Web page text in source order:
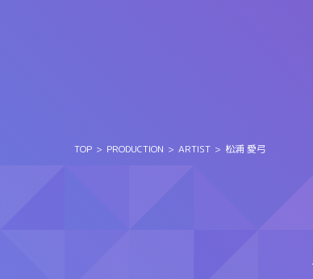
TOP PRODUCTION ARTIST 松浦 愛弓